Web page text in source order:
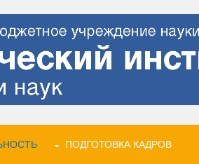
ПОДГОТОВКА КАДРОВ